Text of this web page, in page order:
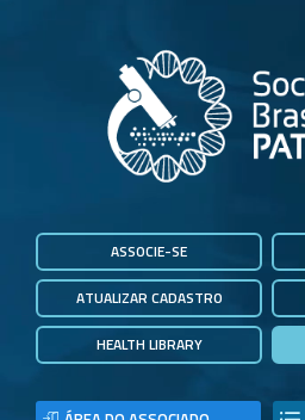
ASSOCIE-SE
ATUALIZAR CADASTRO
HEALTH LIBRARY